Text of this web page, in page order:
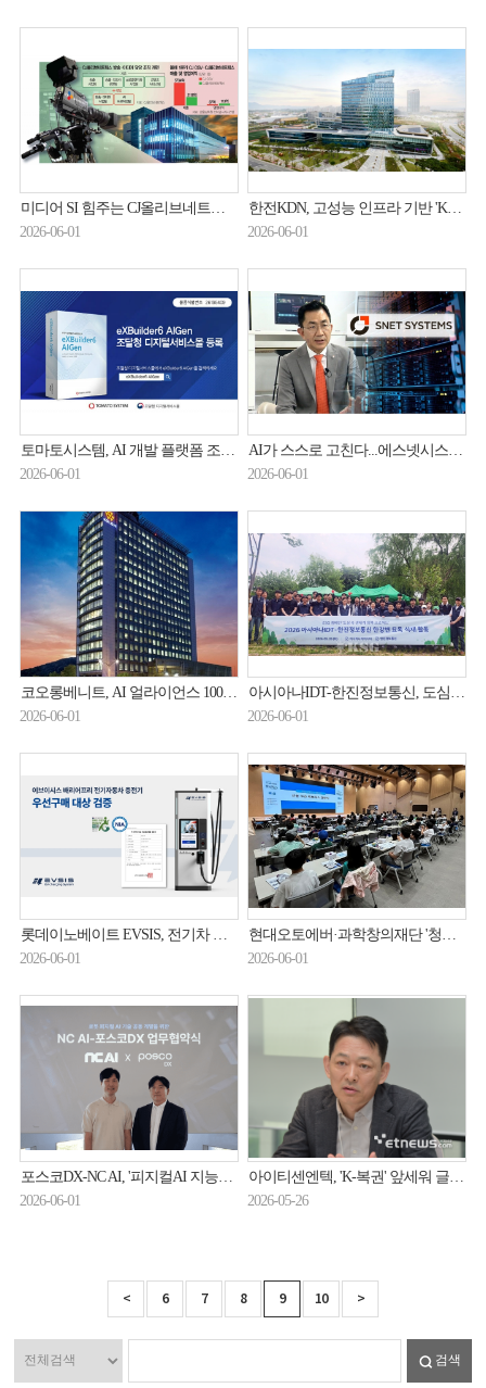
미디어 SI 힘주는 CJ올리브네트웍스…AI조직 결집
2026-06-01
한전KDN, 고성능 인프라 기반 'KDN GPT' 서비스 본격화
2026-06-01
토마토시스템, AI 개발 플랫폼 조달청 등록...AI로 UI 자동 생성
2026-06-01
AI가 스스로 고친다...에스넷시스템 '셀프 힐링'
2026-06-01
코오롱베니트, AI 얼라이언스 100개사 돌파… AX 패키지 사업 확장
2026-06-01
아시아나IDT-한진정보통신, 도심 생태계 회복 맞손
2026-06-01
롯데이노베이트 EVSIS, 전기차 충전기 ‘지능정보 제품 검증’ 취득…공공사업 추진 속도
2026-06-01
현대오토에버·과학창의재단 '청소년 로보틱스 챌린지' 개시
2026-06-01
포스코DX-NC AI, '피지컬AI 지능화' 기술 공동 개발
2026-06-01
아이티센엔텍, 'K-복권' 앞세워 글로벌 영토 확장
2026-05-26
< 6 7 8 9 10 >
검색